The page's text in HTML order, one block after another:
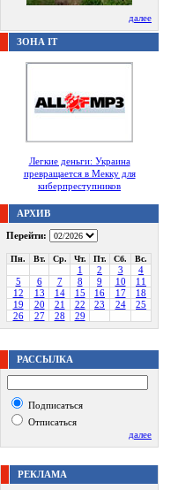
далее
ЗОНА IT
Легкие деньги: Украина
превращается в Мекку для
киберпреступников
АРХИВ
Перейти:
Пн. Вт. Ср. Чт. Пт. Сб. Вс.
1 2 3
4
5
6 7 8 9 10
11
12
13 14 15 16 17
18
19
20 21 22 23 24
25
26
27 28 29
РАССЫЛКА
Подписаться
Отписаться
далее
РЕКЛАМА